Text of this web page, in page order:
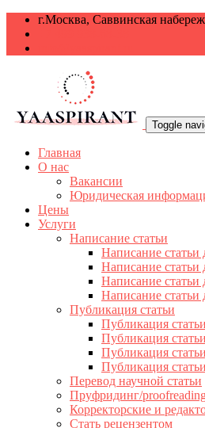
г.Москва, Саввинская
Toggle
Главная
О нас
Вакансии
Юридическая
Цены
Услуги
Написание статьи
Написание
Написание статьи
Написание
Написание статьи
Публикация статьи
Публикация
Публикация
Публикация
Публикация
Перевод научной статьи
Пруфридинг/
Корректорские и
Стать рецензентом